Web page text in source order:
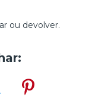
ou devolver.